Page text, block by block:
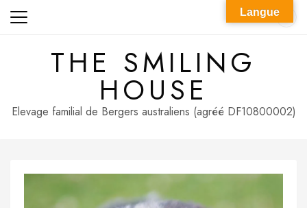
Skip
THE SMILING
HOUSE
Elevage familial de Bergers australiens (agréé DF10800002)
Langue